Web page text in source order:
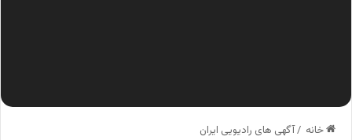
خانه /آگهی های رادیویی ایران